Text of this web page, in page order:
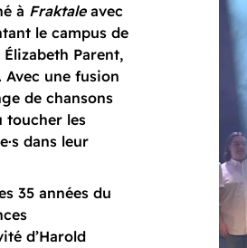
à Fraktaleavec
le campus de
Parent,
Avec une fusion
de chansons
toucher les
dans leur
35 années du
d’Harold